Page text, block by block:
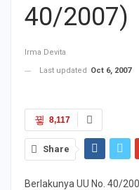
40/2007)
Irma Devita
Last updated Oct 6, 2007
8,117
Share
Berlakunya UU No. 40/